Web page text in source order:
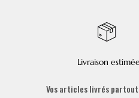
Livraison
Vos articles livrés partout